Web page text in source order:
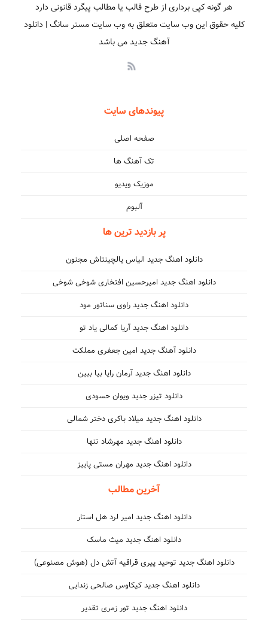
هر گونه کپی برداری از طرح قالب یا مطالب پیگرد قانونی دارد
کلیه حقوق این وب سایت متعلق به وب سایت مستر سانگ | دانلود
آهنگ جدید می باشد
پیوندهای سایت
صفحه اصلی
تک آهنگ ها
موزیک ویدیو
آلبوم
پر بازدید ترین ها
دانلود اهنگ جدید الیاس یالچینتاش مجنون
دانلود اهنگ جدید امیرحسین افتخاری شوخی شوخی
دانلود اهنگ جدید راوی سناتور مود
دانلود اهنگ جدید آریا کمالی یاد تو
دانلود آهنگ جدید امین جعفری مملکت
دانلود اهنگ جدید آرمان رایا بیا ببین
دانلود تیزر جدید ویوان حسودی
دانلود اهنگ جدید میلاد باکری دختر شمالی
دانلود اهنگ جدید مهرشاد تنها
دانلود اهنگ جدید مهران مستی پاییز
آخرین مطالب
دانلود اهنگ جدید امیر لرد هل استار
دانلود اهنگ جدید میث ماسک
دانلود اهنگ جدید توحید پیری قراقیه آتش دل (هوش مصنوعی)
دانلود اهنگ جدید کیکاوس صالحی زندایی
دانلود اهنگ جدید تور زمری تقدیر